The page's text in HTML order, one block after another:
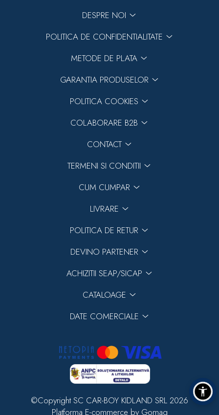
DESPRE NOI
POLITICA DE CONFIDENTIALITATE
METODE DE PLATA
GARANTIA PRODUSELOR
POLITICA COOKIES
COLABORARE B2B
CONTACT
TERMENI SI CONDITII
CUM CUMPAR
LIVRARE
POLITICA DE RETUR
DEVINO PARTENER
ACHIZITII SEAP/SICAP
CATALOAGE
DATE COMERCIALE
©Copyright SC CAR-BOY KIDLAND SRL 2026
Platforma E-commerce by Gomag